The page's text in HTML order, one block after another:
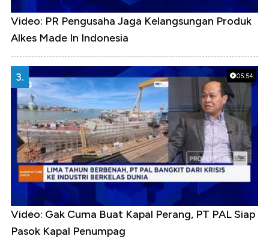
Video: PR Pengusaha Jaga Kelangsungan Produk
Alkes Made In Indonesia
05:54
3.
Video: Gak Cuma Buat Kapal Perang, PT PAL Siap
Pasok Kapal Penumpag